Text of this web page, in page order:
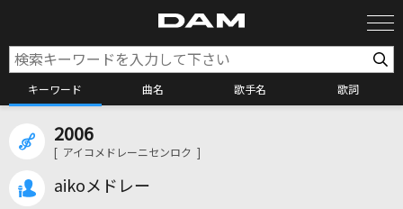
キーワード 曲名 歌手名 歌詞
2006
[ アイコメドレーニセンロク ]
aikoメドレー